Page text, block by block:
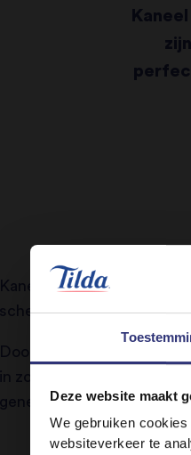
Deze website maakt
We gebruiken
websiteverkeer te
Kaneel wordt gemaakt
scherpte is het een van
in zowel hartige als zoete
genezende krachten.